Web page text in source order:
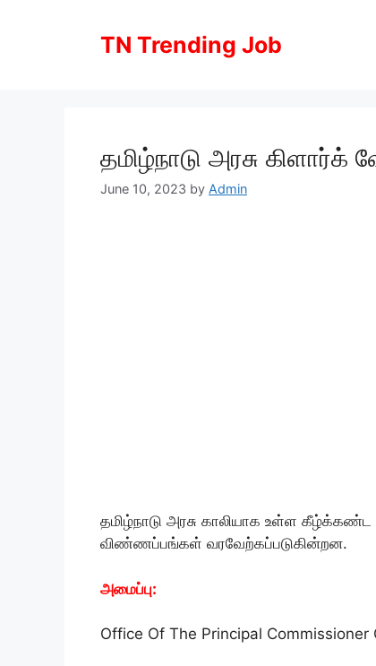
TN Trending Job
தமிழ்நாடு அரசு கிளார்க்
June 10, 2023 by Admin
தமிழ்நாடு அரசு காலியாக உள்ள கீழ்க்கண்ட
விண்ணப்பங்கள் வரவேற்கப்படுகின்றன.
அமைப்பு:
Office Of The Principal